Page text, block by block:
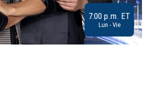
7:00 p.m. ET
Lun - Vie